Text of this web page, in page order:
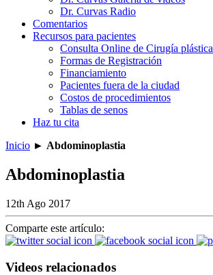
Dr. Curvas Radio
Comentarios
Recursos para pacientes
Consulta Online de Cirugía plástica
Formas de Registración
Financiamiento
Pacientes fuera de la ciudad
Costos de procedimientos
Tablas de senos
Haz tu cita
Inicio ► Abdominoplastia
Abdominoplastia
12th Ago 2017
Comparte este artículo:
Videos relacionados